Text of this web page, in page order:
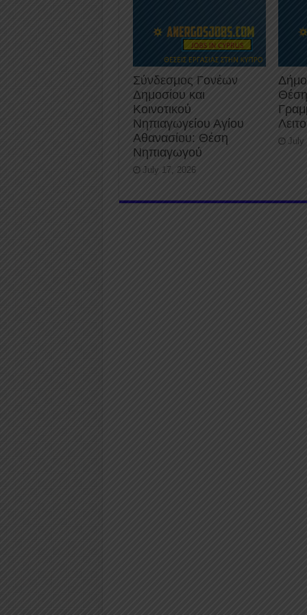
Σύνδεσμος Γονέων
Δημοσίου και
Κοινοτικού
Νηπιαγωγείου Αγίου
Αθανασίου: Θέση
Νηπιαγωγού
July 17, 2026
July